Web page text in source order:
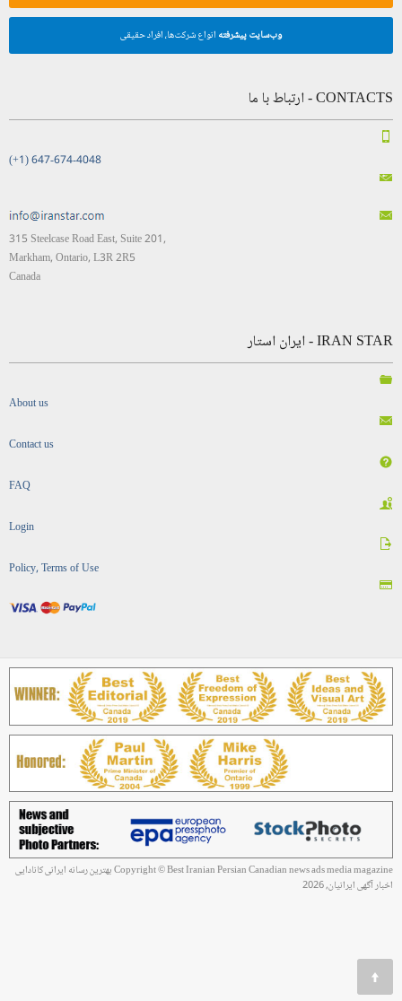
وب‌سایت پیشرفته انواع شرکت‌ها، افراد حقیقی
CONTACTS - ارتباط با ما
(+1) 647-674-4048
315 Steelcase Road East, Suite 201,
Markham, Ontario, L3R 2R5
Canada
IRAN STAR - ایران استار
About us
Contact us
FAQ
Login
Policy, Terms of Use
Copyright © Best Iranian Persian Canadian news ads media magazine بهترین رسانه ایرانی کانادایی
اخبار آگهی ایرانیان, 2026